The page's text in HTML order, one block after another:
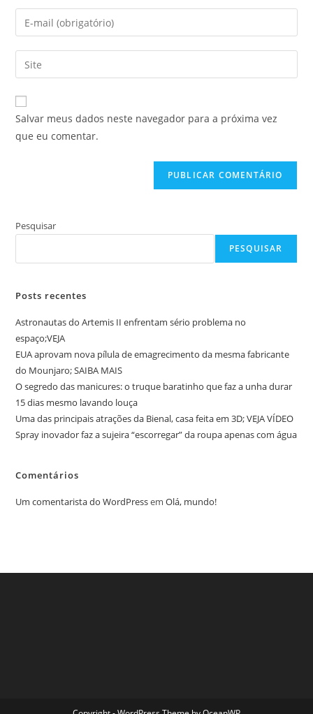
nome
ou
de
usuário
para
comentar
Digite
seu
endereço
de
mail
para
comentar
Digite
o
URL
do
site
Salvar meus dados neste navegador para a próxima vez
que eu comentar.
Pesquisar
PESQUISAR
Posts recentes
Astronautas do Artemis II enfrentam sério problema no
espaço;VEJA
EUA aprovam nova pílula de emagrecimento da mesma fabricante
do Mounjaro; SAIBA MAIS
O segredo das manicures: o truque baratinho que faz a unha durar
15 dias mesmo lavando louça
Uma das principais atrações da Bienal, casa feita em 3D; VEJA VÍDEO
Spray inovador faz a sujeira “escorregar” da roupa apenas com água
Comentários
Um comentarista do WordPressemOlá, mundo!